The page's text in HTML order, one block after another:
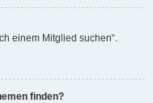
einem Mitglied suchen“.
finden?